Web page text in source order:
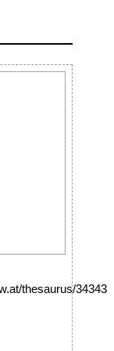
thesaurus/34343